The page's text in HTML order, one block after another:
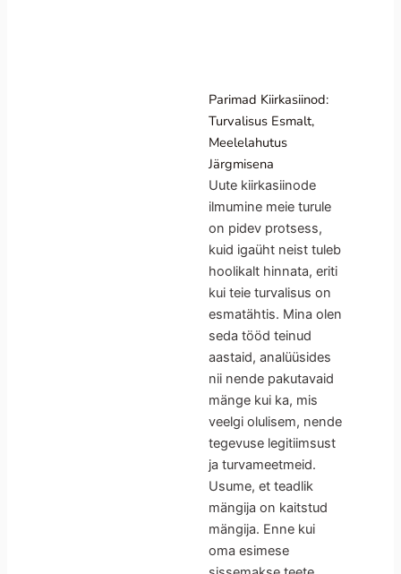
Parimad Kiirkasiinod:
Turvalisus Esmalt,
Meelelahutus
Järgmisena
Uute kiirkasiinode
ilmumine meie turule
on pidev protsess,
kuid igaüht neist tuleb
hoolikalt hinnata, eriti
kui teie turvalisus on
esmatähtis. Mina olen
seda tööd teinud
aastaid, analüüsides
nii nende pakutavaid
mänge kui ka, mis
veelgi olulisem, nende
tegevuse legitiimsust
ja turvameetmeid.
Usume, et teadlik
mängija on kaitstud
mängija. Enne kui
oma esimese